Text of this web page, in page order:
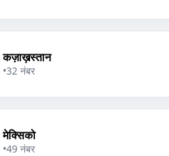
कज़ाख़स्तान
•32 नंबर
मेक्सिको
•49 नंबर